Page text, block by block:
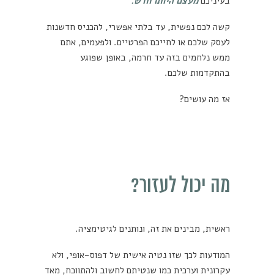
קשה לכם נפשית, עד בלתי אפשרי, להכניס חדשנות
לעסק שלכם או לחייכם הפרטיים. ולפעמים, אתם
ממש נלחמים בזה עד חרמה, באופן שפוגע
בהתקדמות שלכם.
אז מה עושים?
מה יכול לעזור?
ראשית, מבינים את זה, ונותנים לגיטימציה.
המודעות לכך שזו נטיה אישית של דפוס-אופי, ולא
עקרונית וערכית כמו שנטיתם לחשוב ולהתווכח, מאד